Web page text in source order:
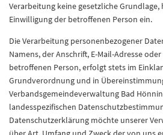
Verarbeitung keine gesetzliche
Einwilligung der betroffenen Person ein.
Die Verarbeitung personenbezogener
Namens, der Anschrift, E-Mail-Adresse
betroffenen Person, erfolgt stets im
Grundverordnung und in
Verbandsgemeindeverwaltung Bad
landesspezifischen
Datenschutzerklärung möchte unserer